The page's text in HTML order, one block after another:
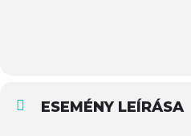
ESEMÉNY LEÍRÁSA